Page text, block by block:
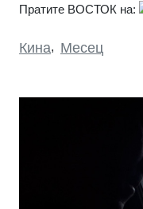
Пратите ВОСТОК на:
Кина, Месец